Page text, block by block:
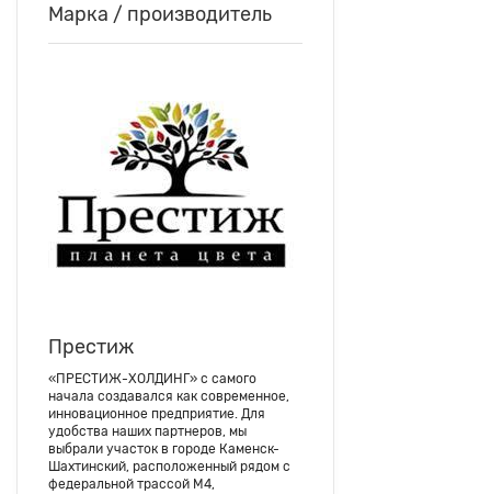
Марка / производитель
Престиж
«ПРЕСТИЖ-ХОЛДИНГ» с самого
начала создавался как современное,
инновационное предприятие. Для
удобства наших партнеров, мы
выбрали участок в городе Каменск-
Шахтинский, расположенный рядом с
федеральной трассой М4,